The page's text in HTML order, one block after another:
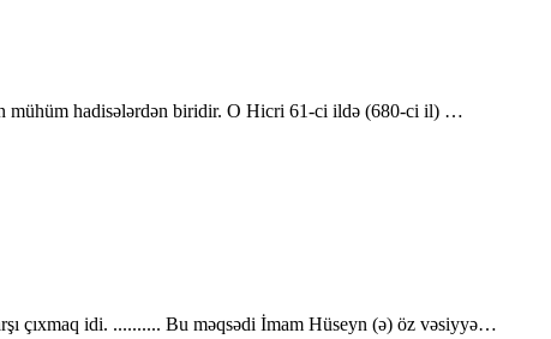
mühüm hadisələrdən biridir. O Hicri 61-ci ildə (680-ci il) …
çıxmaq idi. .......... Bu məqsədi İmam Hüseyn (ə) öz vəsiyyə…